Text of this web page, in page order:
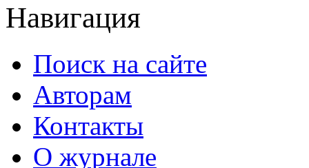
Навигация
Поиск на сайте
Авторам
Контакты
О журнале